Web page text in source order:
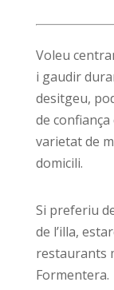
Voleu
i gaudir
desitgeu,
de
varietat de
domicili.
Si preferiu
de l’illa,
restaurants
Formentera.